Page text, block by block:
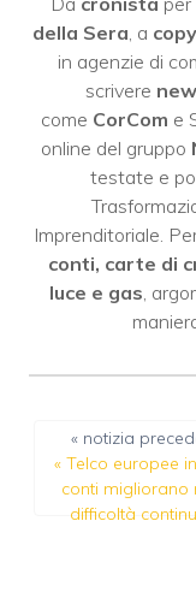
della Sera, a
in agenzie di
scrivere
come CorCom e
online del gruppo
testate e
Imprenditoriale.
conti, carte di
luce e gas,
« notizia
« Telco europee
conti migliorano
difficoltà